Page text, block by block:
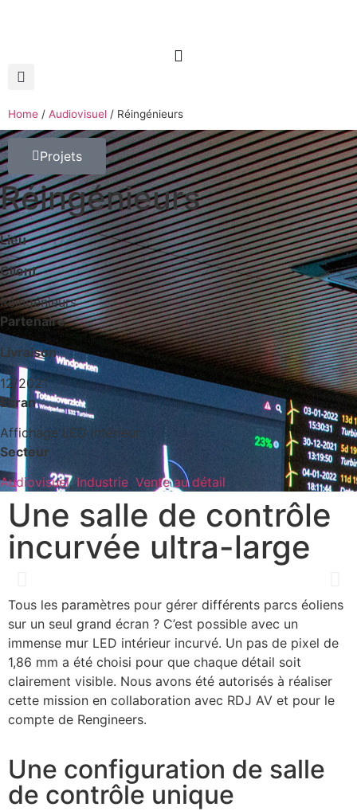
Home / Audiovisuel / Réingénieurs
Projets
Réingénieurs
Lieu
Client
Réingénieurs
Partenaire
Livraison
12/2021
Ecran
Affichage LED intérieur
Secteur
Audiovisuel,Industrie, Vente au détail
Une salle de contrôle
incurvée ultra-large
Tous les paramètres pour gérer différents parcs éoliens
sur un seul grand écran ? C’est possible avec un
immense mur LED intérieur incurvé. Un pas de pixel de
1,86 mm a été choisi pour que chaque détail soit
clairement visible. Nous avons été autorisés à réaliser
cette mission en collaboration avec RDJ AV et pour le
compte de Rengineers.
Une configuration de salle
de contrôle unique